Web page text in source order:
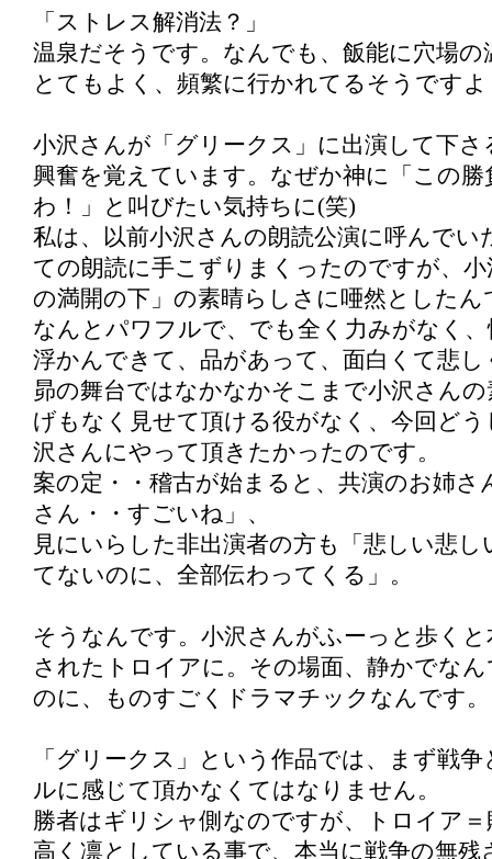
「ストレス解消法？」
温泉だそうです。なんでも、飯能に穴場の
とてもよく、頻繁に行かれてるそうですよ
小沢さんが「グリークス」に出演して下
興奮を覚えています。なぜか神に「この勝
わ！」と叫びたい気持ちに(笑)
私は、以前小沢さんの朗読公演に呼んでい
ての朗読に手こずりまくったのですが、
の満開の下」の素晴らしさに唖然としたん
なんとパワフルで、でも全く力みがなく
浮かんできて、品があって、面白くて悲し
昴の舞台ではなかなかそこまで小沢さん
げもなく見せて頂ける役がなく、今回ど
沢さんにやって頂きたかったのです。
案の定・・稽古が始まると、共演のお姉さ
さん・・すごいね」、
見にいらした非出演者の方も「悲しい悲
てないのに、全部伝わってくる」。
そうなんです。小沢さんがふーっと歩く
されたトロイアに。その場面、静かでな
のに、ものすごくドラマチックなんです。
「グリークス」という作品では、まず戦
ルに感じて頂かなくてはなりません。
勝者はギリシャ側なのですが、トロイア
高く凛としている事で、本当に戦争の無残